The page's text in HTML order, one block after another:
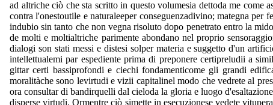
ad altriche ciò che sta scritto in questo volumesia dettoda me come
contra l'onestoutile e naturaleeper conseguenzadivino; mategna per
indubio sin tanto che non vegna risoluto dopo penetrato entro la
de molti e moltialtriche parimente abondano nel proprio
dialogi son stati messi e distesi solper materia e suggetto d'un
intellettualemi par espediente prima di preponere certipreludii a
gittar certi bassiprofondi e ciechi fondamenticome gli grandi
moralitàche sono levirtudi e vizii capitalinel modo che vedrete al
ora consultar di bandirquelli dal cieloda la gloria e luogo
disperse virtudi. Ormentre ciò simette in esecuzionese vedete